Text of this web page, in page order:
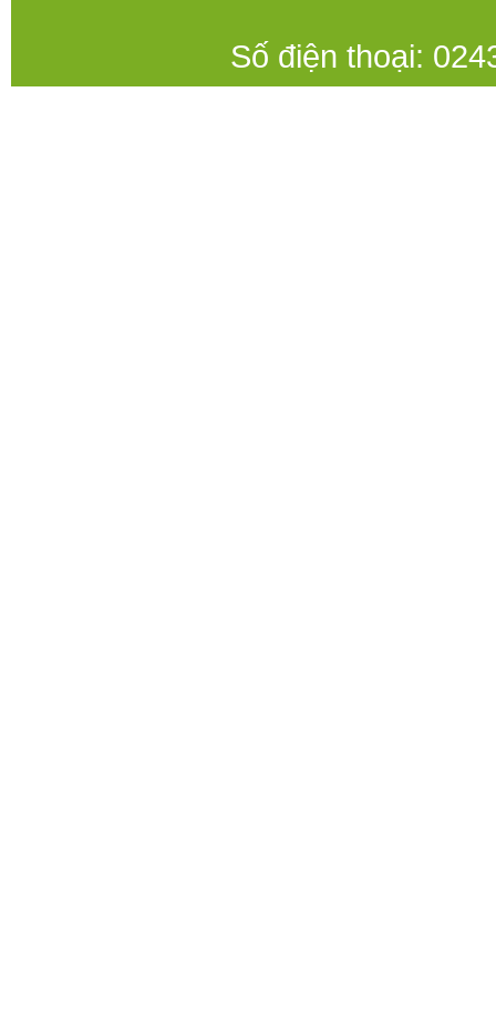
Số điện thoại: